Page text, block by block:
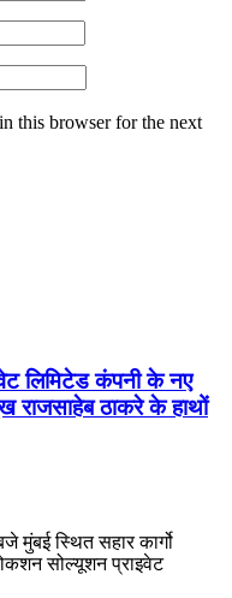
this browser for the next
लिमिटेड कंपनी के नए
राजसाहेब ठाकरे के हाथों
मुंबई स्थित सहार कार्गो
सोल्यूशन प्राइवेट